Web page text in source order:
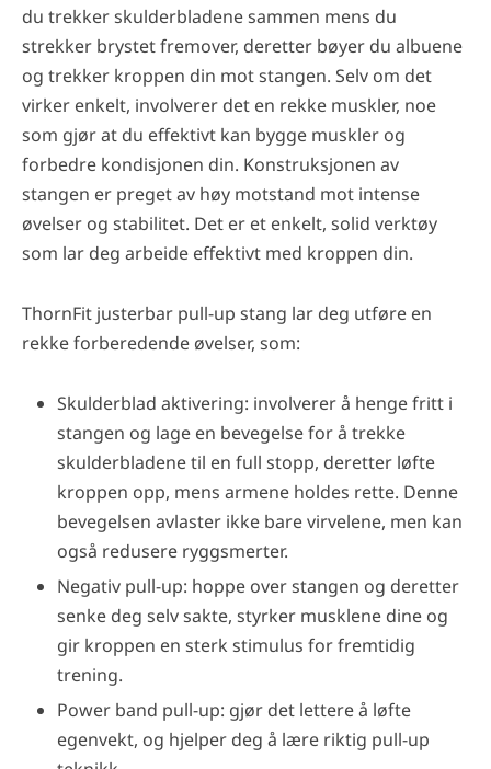
du trekker skulderbladene sammen mens du
strekker brystet fremover, deretter bøyer du albuene
og trekker kroppen din mot stangen. Selv om det
virker enkelt, involverer det en rekke muskler, noe
som gjør at du effektivt kan bygge muskler og
forbedre kondisjonen din. Konstruksjonen av
stangen er preget av høy motstand mot intense
øvelser og stabilitet. Det er et enkelt, solid verktøy
som lar deg arbeide effektivt med kroppen din.
ThornFit justerbar pull-up stang lar deg utføre en
rekke forberedende øvelser, som:
Skulderblad aktivering: involverer å henge fritt i
stangen og lage en bevegelse for å trekke
skulderbladene til en full stopp, deretter løfte
kroppen opp, mens armene holdes rette. Denne
bevegelsen avlaster ikke bare virvelene, men kan
også redusere ryggsmerter.
Negativ pull-up: hoppe over stangen og deretter
senke deg selv sakte, styrker musklene dine og
gir kroppen en sterk stimulus for fremtidig
trening.
Power band pull-up: gjør det lettere å løfte
egenvekt, og hjelper deg å lære riktig pull-up